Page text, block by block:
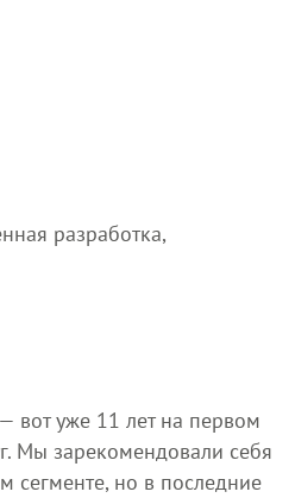
разработка,
вот уже 11 лет на первом
Мы зарекомендовали себя
сегменте, но в последние